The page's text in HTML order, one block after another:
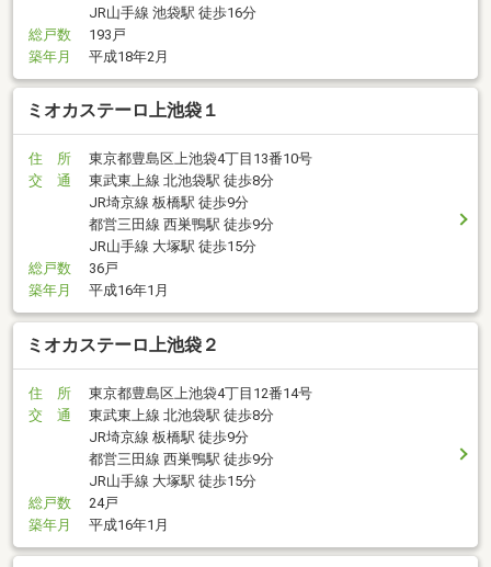
JR山手線 池袋駅 徒歩16分
総戸数
193戸
築年月
平成18年2月
ミオカステーロ上池袋１
住 所
東京都豊島区上池袋4丁目13番10号
交 通
東武東上線 北池袋駅 徒歩8分
JR埼京線 板橋駅 徒歩9分
都営三田線 西巣鴨駅 徒歩9分
JR山手線 大塚駅 徒歩15分
総戸数
36戸
築年月
平成16年1月
ミオカステーロ上池袋２
住 所
東京都豊島区上池袋4丁目12番14号
交 通
東武東上線 北池袋駅 徒歩8分
JR埼京線 板橋駅 徒歩9分
都営三田線 西巣鴨駅 徒歩9分
JR山手線 大塚駅 徒歩15分
総戸数
24戸
築年月
平成16年1月